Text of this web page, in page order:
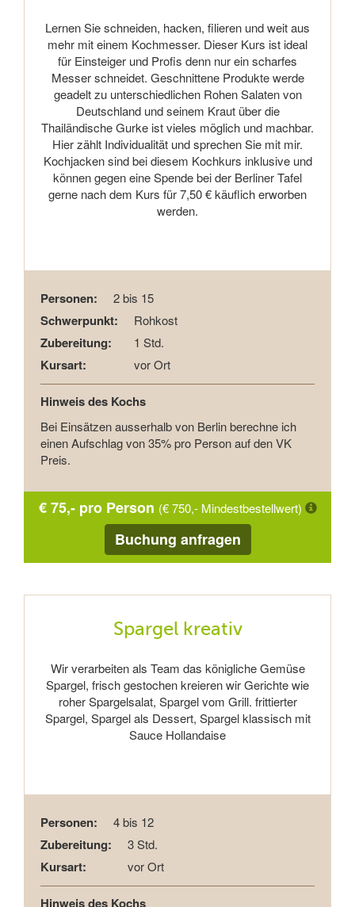
Lernen Sie schneiden, hacken, filieren und weit aus
mehr mit einem Kochmesser. Dieser Kurs ist ideal
für Einsteiger und Profis denn nur ein scharfes
Messer schneidet. Geschnittene Produkte werde
geadelt zu unterschiedlichen Rohen Salaten von
Deutschland und seinem Kraut über die
Thailändische Gurke ist vieles möglich und machbar.
Hier zählt Individualität und sprechen Sie mit mir.
Kochjacken sind bei diesem Kochkurs inklusive und
können gegen eine Spende bei der Berliner Tafel
gerne nach dem Kurs für 7,50 € käuflich erworben
werden.
Personen: 2 bis 15
Schwerpunkt: Rohkost
Zubereitung: 1 Std.
Kursart: vor Ort
Hinweis des Kochs
Bei Einsätzen ausserhalb von Berlin berechne ich
einen Aufschlag von 35% pro Person auf den VK
Preis.
€ 75,- pro Person (€ 750,- Mindestbestellwert)
Buchung anfragen
Spargel kreativ
Wir verarbeiten als Team das königliche Gemüse
Spargel, frisch gestochen kreieren wir Gerichte wie
roher Spargelsalat, Spargel vom Grill. frittierter
Spargel, Spargel als Dessert, Spargel klassisch mit
Sauce Hollandaise
Personen: 4 bis 12
Zubereitung: 3 Std.
Kursart: vor Ort
Hinweis des Kochs